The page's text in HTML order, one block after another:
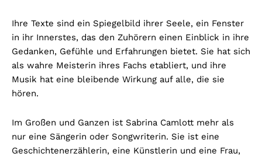
Ihre Texte sind ein Spiegelbild ihrer Seele, ein Fenster
in ihr Innerstes, das den Zuhörern einen Einblick in ihre
Gedanken, Gefühle und Erfahrungen bietet. Sie hat sich
als wahre Meisterin ihres Fachs etabliert, und ihre
Musik hat eine bleibende Wirkung auf alle, die sie
hören.
Im Großen und Ganzen ist Sabrina Camlott mehr als
nur eine Sängerin oder Songwriterin. Sie ist eine
Geschichtenerzählerin, eine Künstlerin und eine Frau,